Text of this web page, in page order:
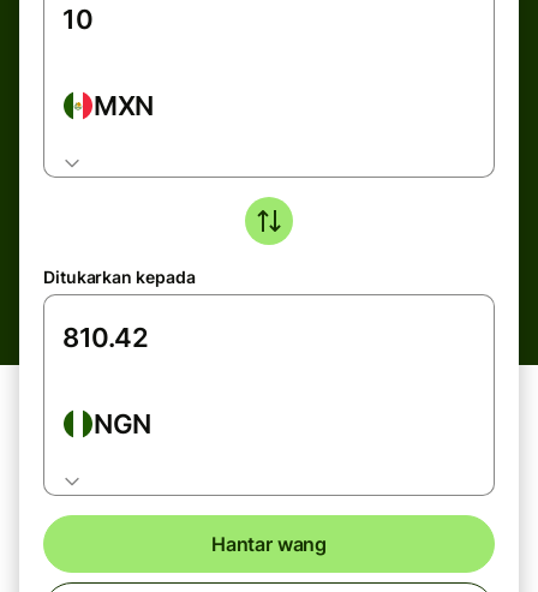
MXN
Ditukarkan kepada
NGN
Hantar wang